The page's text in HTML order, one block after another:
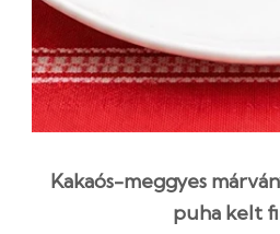
Kakaós-meggyes
puha kelt